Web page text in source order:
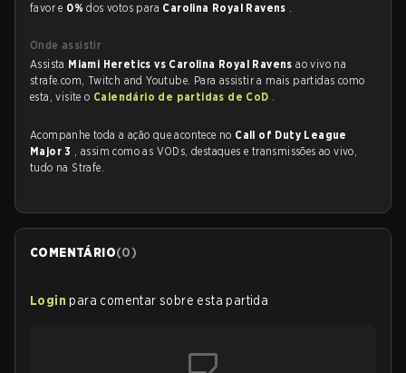
favor e 0%dos votos para Carolina Royal Ravens .
Onde assistir
Assista Miami Heretics vs Carolina Royal Ravensao vivo na
strafe.com, Twitch and Youtube. Para assistir a mais partidas como
esta, visite o Calendário de partidas de CoD .
Acompanhe toda a ação que acontece no Call of Duty League
Major 3 , assim como as VODs, destaques e transmissões ao vivo,
tudo na Strafe.
COMENTÁRIO(0)
Login para comentar sobre esta partida